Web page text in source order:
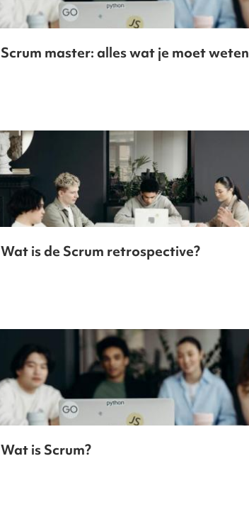
Scrum master: alles wat je moet weten
Wat is de Scrum retrospective?
Wat is Scrum?